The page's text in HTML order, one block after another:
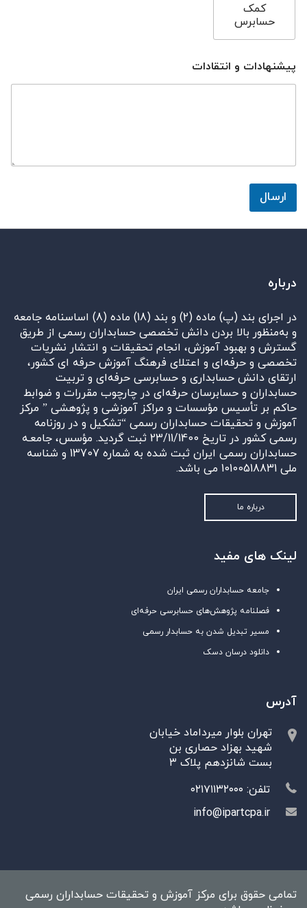
کمک
حسابرس
پیشنهادات و انتقادات
ارسال
درباره
در اجرای بند (پ) ماده (2) و بند (18) ماده (8) اساسنامه جامعه
و به‌منظور بالا بردن دانش تخصصی حسابداران رسمی از طریق
گسترش و بهبود آموزش، انجام تحقیقات و انتشار نشریات
تخصصی و حرفه‌ای و اعتلای فرهنگ آموزش حرفه ای کشور،
ارتقای دانش حسابداری و حسابرسی حرفه‌ای و تربیت
حسابداران و حسابرسان حرفه‌ای در چارچوب مقررات و ضوابط
حاکم بر تأسیس مؤسسات و مراکز آموزشی و پژوهشی ” مرکز
آموزش و تحقیقات حسابداران رسمی “تشکیل و در روزنامه
رسمی کشور در تاریخ 23/11/1400 ثبت گردید. مؤسس، جامعـه
حسابداران رسمی ایران ثبت شده به شماره 13707 و شناسه
ملی 10100518831 می باشد.
درباره ما
لینک های مفید
جامعه حسابداران رسمی ایران
فصلنامه پژوهش‌های حسابرسی حرفه‌ای
مسیر تبدیل شدن به حسابدار رسمی
دانلود درسان دسک
آدرس
تهران بلوار میرداماد خیابان
شهید بهزاد حصاری بن
بست شانزدهم پلاک ۳
تلفن: ۰۲۱۷۱۱۳۲۰۰۰
info@ipartcpa.ir
تمامی حقوق برای مرکز آموزش و تحقیقات حسابداران رسمی